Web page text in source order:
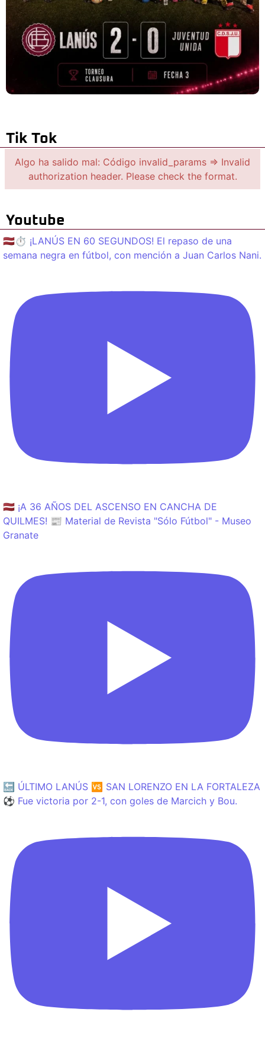
Tik Tok
Algo ha salido mal: Código invalid_params => Invalid
authorization header. Please check the format.
Youtube
🇱🇻⏱️ ¡LANÚS EN 60 SEGUNDOS! El repaso de una
semana negra en fútbol, con mención a Juan Carlos Nani.
🇱🇻 ¡A 36 AÑOS DEL ASCENSO EN CANCHA DE
QUILMES! 📰 Material de Revista "Sólo Fútbol" - Museo
Granate
🔙 ÚLTIMO LANÚS 🆚 SAN LORENZO EN LA FORTALEZA
⚽️ Fue victoria por 2-1, con goles de Marcich y Bou.